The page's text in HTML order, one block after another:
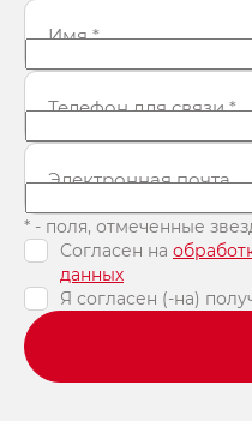
Имя*
Телефон для связи*
Электронная почта
* - поля, отмеченные
Согласен на
данных
Я согласен (-на)